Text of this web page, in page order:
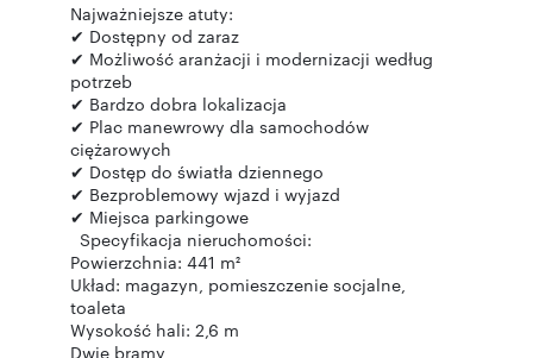
Najważniejsze atuty:
✔ Dostępny od zaraz
✔ Możliwość aranżacji i modernizacji według
potrzeb
✔ Bardzo dobra lokalizacja
✔ Plac manewrowy dla samochodów
ciężarowych
✔ Dostęp do światła dziennego
✔ Bezproblemowy wjazd i wyjazd
✔ Miejsca parkingowe
Specyfikacja nieruchomości:
Powierzchnia: 441 m²
Układ: magazyn, pomieszczenie socjalne,
toaleta
Wysokość hali: 2,6 m
Dwie bramy